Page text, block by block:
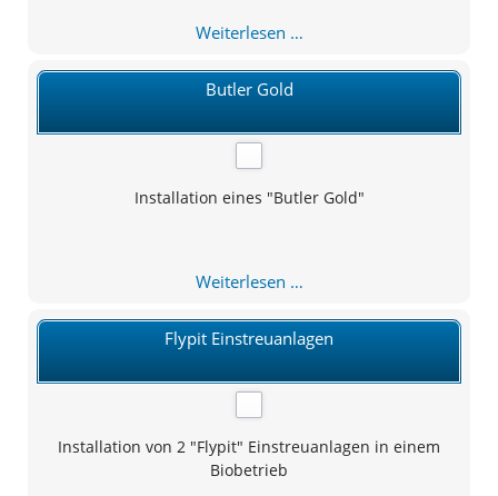
Weiterlesen …Dairymaster
Butler Gold
Installation eines "Butler Gold"
Weiterlesen …Butler
Flypit Einstreuanlagen
Installation von 2 "Flypit" Einstreuanlagen in einem
Biobetrieb